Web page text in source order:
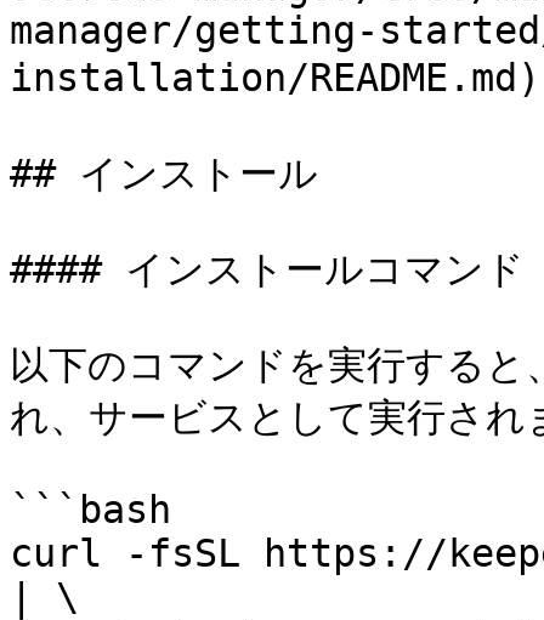
manager/getting-
installation/README.md)
## インストール
#### インストールコマンド
以下のコマンドを実行する
れ、サービスとして実行され
```bash
curl -fsSL https://
| \